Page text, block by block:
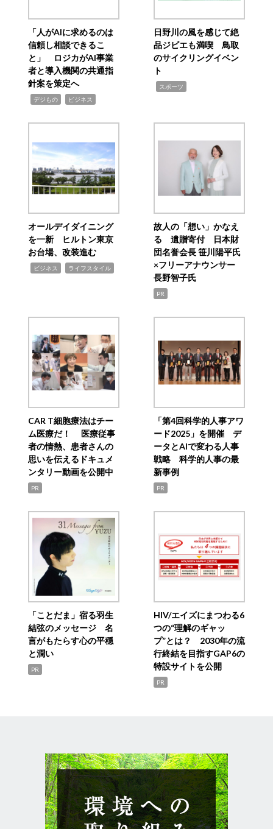
「人がAIに求めるのは
信頼し相談できるこ
と」 ロジカがAI事業
者と導入機関の共通指
針案を策定へ
デジもの ビジネス
日野川の風を感じて絶
品ジビエも満喫 鳥取
のサイクリングイベン
ト
スポーツ
オールデイダイニング
を一新 ヒルトン東京
お台場、改装進む
ビジネス ライフスタイル
故人の「想い」かなえ
る 遺贈寄付 日本財
団名誉会長 笹川陽平氏
×フリーアナウンサー
長野智子氏
PR
CAR T細胞療法はチー
ム医療だ！ 医療従事
者の情熱、患者さんの
思いを伝えるドキュメ
ンタリー動画を公開中
PR
「第4回科学的人事アワ
ード2025」を開催 デ
ータとAIで変わる人事
戦略 科学的人事の最
新事例
PR
「ことだま」宿る羽生
結弦のメッセージ 名
言がもたらす心の平穏
と潤い
PR
HIV/エイズにまつわる6
つの“理解のギャッ
プ”とは？ 2030年の流
行終結を目指すGAP6の
特設サイトを公開
PR